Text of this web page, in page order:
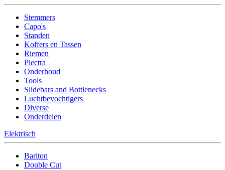
Stemmers
Capo's
Standen
Koffers en Tassen
Riemen
Plectra
Onderhoud
Tools
Slidebars and Bottlenecks
Luchtbevochtigers
Diverse
Onderdelen
Elektrisch
Bariton
Double Cut